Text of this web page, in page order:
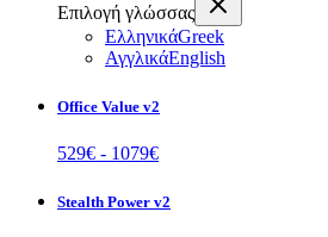
Επιλογή γλώσσας
ΕλληνικάGreek
ΑγγλικάEnglish
Office Value v2
529€ - 1079€
Stealth Power v2